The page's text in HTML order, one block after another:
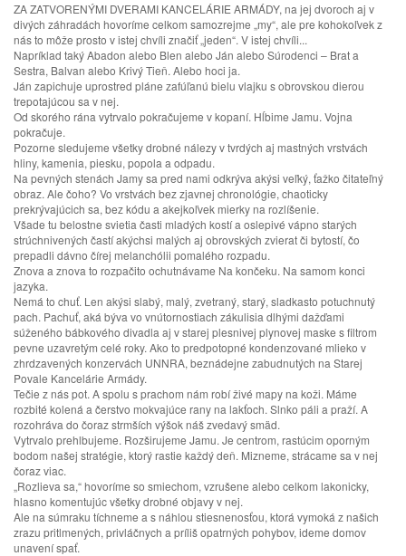
ZA ZATVORENÝMI DVERAMI KANCELÁRIE ARMÁDY, na jej dvoroch aj v
divých záhradách hovoríme celkom samozrejme „my“, ale pre kohokoľvek z
nás to môže prosto v istej chvíli značiť „jeden“. V istej chvíli...
Napríklad taký Abadon alebo Blen alebo Ján alebo Súrodenci – Brat a
Sestra, Balvan alebo Krivý Tieň. Alebo hoci ja.
Ján zapichuje uprostred pláne zafúľanú bielu vlajku s obrovskou dierou
trepotajúcou sa v nej.
Od skorého rána vytrvalo pokračujeme v kopaní. Hĺbime Jamu. Vojna
pokračuje.
Pozorne sledujeme všetky drobné nálezy v tvrdých aj mastných vrstvách
hliny, kamenia, piesku, popola a odpadu.
Na pevných stenách Jamy sa pred nami odkrýva akýsi veľký, ťažko čitateľný
obraz. Ale čoho? Vo vrstvách bez zjavnej chronológie, chaoticky
prekrývajúcich sa, bez kódu a akejkoľvek mierky na rozlíšenie.
Všade tu belostne svietia časti mladých kostí a oslepivé vápno starých
strúchnivených častí akýchsi malých aj obrovských zvierat či bytostí, čo
prepadli dávno čírej melanchólii pomalého rozpadu.
Znova a znova to rozpačito ochutnávame Na končeku. Na samom konci
jazyka.
Nemá to chuť. Len akýsi slabý, malý, zvetraný, starý, sladkasto potuchnutý
pach. Pachuť, aká býva vo vnútornostiach zákulisia dlhými dažďami
súženého bábkového divadla aj v starej plesnivej plynovej maske s filtrom
pevne uzavretým celé roky. Ako to predpotopné kondenzované mlieko v
zhrdzavených konzervách UNNRA, beznádejne zabudnutých na Starej
Povale Kancelárie Armády.
Tečie z nás pot. A spolu s prachom nám robí živé mapy na koži. Máme
rozbité kolená a čerstvo mokvajúce rany na lakťoch. Slnko páli a praží. A
rozohráva do čoraz strmších výšok náš zvedavý smäd.
Vytrvalo prehlbujeme. Rozširujeme Jamu. Je centrom, rastúcim oporným
bodom našej stratégie, ktorý rastie každý deň. Mizneme, strácame sa v nej
čoraz viac.
„Rozlieva sa,“ hovoríme so smiechom, vzrušene alebo celkom lakonicky,
hlasno komentujúc všetky drobné objavy v nej.
Ale na súmraku tíchneme a s náhlou stiesnenosťou, ktorá vymoká z našich
zrazu pritlmených, privláčnych a príliš opatrných pohybov, ideme domov
unavení spať.